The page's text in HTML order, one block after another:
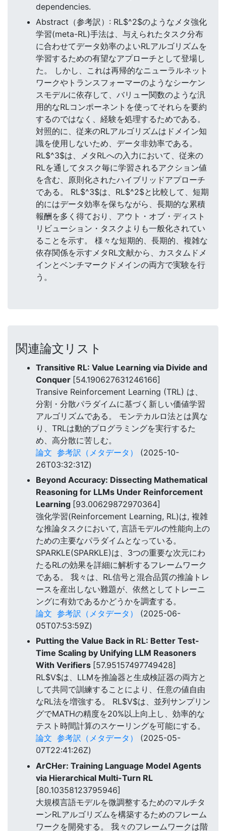
dependencies.
Abstract（参考訳）: RL$^2$のようなメタ強化
学習(meta-RL)手法は、与えられたタスク分布
に合わせてデータ効率のよいRLアルゴリズムを
学習するための有望なアプローチとして登場し
た。 しかし、これは再帰的なニューラルネット
ワークやトランスフォーマーのようなシーケン
スモデルに依存して、バリュー関数のような汎
用的なRLコンポーネントを使ってそれらを要約
するのではなく、経験を処理するためである。
対照的に、従来のRLアルゴリズムはドメイン知
識を使用しないため、データ非効率である。
RL$^3$は、メタRLへの入力において、従来の
RLを通してタスク毎に学習されるアクション値
を含む、原則化されたハイブリッドアプローチ
である。 RL$^3$は、RL$^2$と比較して、短期
的にはデータ効率を保ちながら、長期的な累積
報酬を多く得ており、アウト・オブ・ディスト
リビューション・タスクよりも一般化されてい
ることを示す。 様々な短期的、長期的、複雑な
依存関係を示すメタRL文献から、カスタムドメ
インとベンチマークドメインの両方で実験を行
う。
関連論文リスト
Transitive RL: Value Learning via Divide and
Conquer [54.190627631246166]
Transive Reinforcement Learning (TRL) は、
分割・分散パラダイムに基づく新しい価値学習
アルゴリズムである。 モンテカルロ法とは異な
り、TRLは動的プログラミングを実行するた
め、高分散に苦しむ。
論文 参考訳（メタデータ）
(2025-10-
26T03:32:31Z)
Beyond Accuracy: Dissecting Mathematical
Reasoning for LLMs Under Reinforcement
Learning [93.00629872970364]
強化学習(Reinforcement Learning, RL)は, 複雑
な推論タスクにおいて, 言語モデルの性能向上の
ための主要なパラダイムとなっている。
SPARKLE(SPARKLE)は、3つの重要な次元にわ
たるRLの効果を詳細に解析するフレームワーク
である。 我々は、RL信号と混合品質の推論トレ
ースを産出しない難題が、依然としてトレーニ
ングに有効であるかどうかを調査する。
論文 参考訳（メタデータ）
(2025-06-
05T07:53:59Z)
Putting the Value Back in RL: Better Test-
Time Scaling by Unifying LLM Reasoners
With Verifiers [57.95157497749428]
RL$V$は、LLMを推論器と生成検証器の両方と
して共同で訓練することにより、任意の値自由
なRL法を増強する。 RL$V$は、並列サンプリン
グでMATHの精度を20%以上向上し、効率的な
テスト時間計算のスケーリングを可能にする。
論文 参考訳（メタデータ）
(2025-05-
07T22:41:26Z)
ArCHer: Training Language Model Agents
via Hierarchical Multi-Turn RL
[80.10358123795946]
大規模言語モデルを微調整するためのマルチタ
ーンRLアルゴリズムを構築するためのフレーム
ワークを開発する。 我々のフレームワークは階